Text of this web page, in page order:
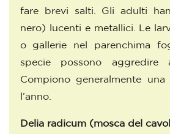
fare brevi salti. Gli adulti
nero) lucenti e metallici. Le
o gallerie nel parenchima
specie possono aggredire
Compiono generalmente una
l’anno.
Delia radicum (mosca del